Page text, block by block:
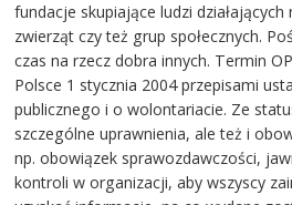
fundacje skupiające ludzi
zwierząt czy też grup społecznych.
czas na rzecz dobra innych. Termin
Polsce 1 stycznia 2004 przepisami
publicznego i o wolontariacie. Ze
szczególne uprawnienia, ale też i
np. obowiązek sprawozdawczości,
kontroli w organizacji, aby wszyscy